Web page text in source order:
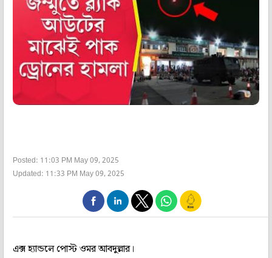
Posted: 11:03 PM May 09, 2025
Updated: 11:33 PM May 09, 2025
এক্স হ্যান্ডলে পোস্ট ওমর আবদুল্লার।